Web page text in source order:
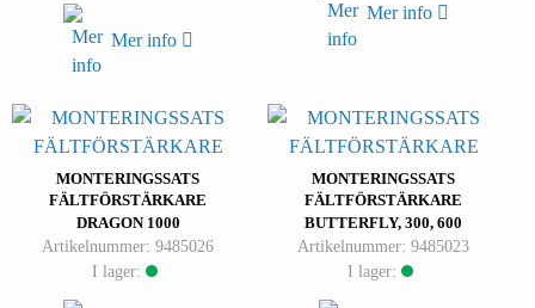
Mer info
Mer info
MONTERINGSSATS
FÄLTFÖRSTÄRKARE
DRAGON 1000
Artikelnummer: 9485026
I lager:
MONTERINGSSATS
FÄLTFÖRSTÄRKARE
BUTTERFLY, 300, 600
Artikelnummer: 9485023
I lager: